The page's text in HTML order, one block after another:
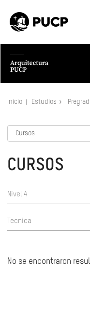
Inicio Estudios
CURSOS
Nivel 4
Tecnica
No se encontraron